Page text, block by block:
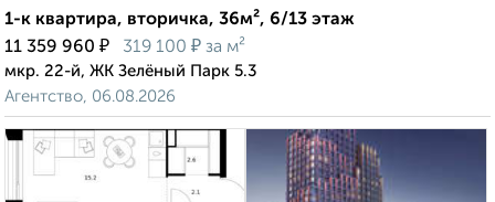
1-к квартира, вторичка, 36м², 6/13 этаж
11 359 960 ₽ 319 100 ₽ за м²
мкр. 22-й, ЖК Зелёный Парк 5.3
Агентство, 06.08.2026